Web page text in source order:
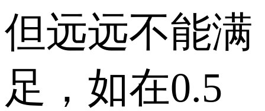
但远远不能满
足，如在0.5